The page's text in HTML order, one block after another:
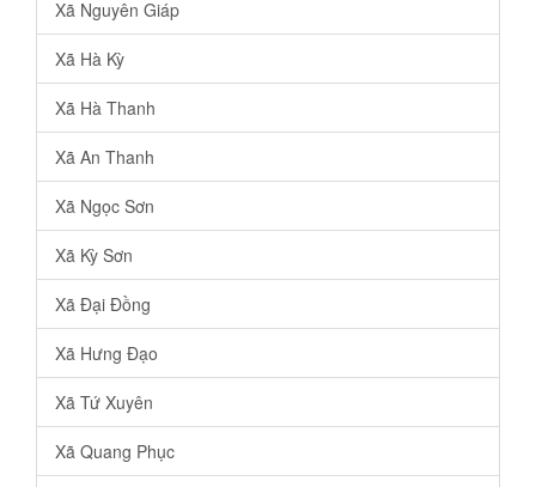
Xã Nguyên Giáp
Xã Hà Kỳ
Xã Hà Thanh
Xã An Thanh
Xã Ngọc Sơn
Xã Kỳ Sơn
Xã Đại Đồng
Xã Hưng Đạo
Xã Tứ Xuyên
Xã Quang Phục